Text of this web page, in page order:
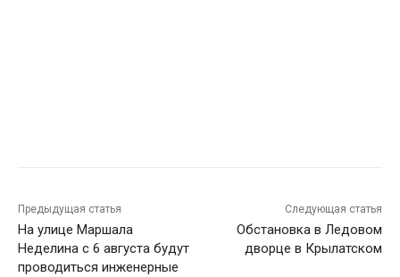
Предыдущая статья
На улице Маршала
Неделина с 6 августа будут
проводиться инженерные
Следующая статья
Обстановка в Ледовом
дворце в Крылатском